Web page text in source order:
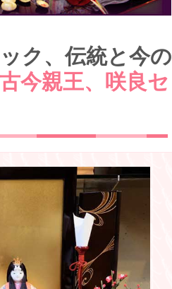
ク、伝統と今の
古今親王、咲良セ